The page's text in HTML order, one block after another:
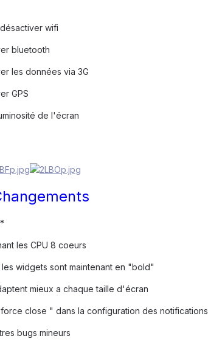
wifi
bluetooth
les données via 3G
GPS
de l'écran
les CPU 8 coeurs
widgets sont maintenant en "bold"
mieux a chaque taille d'écran
close " dans la configuration des notifications
bugs mineurs